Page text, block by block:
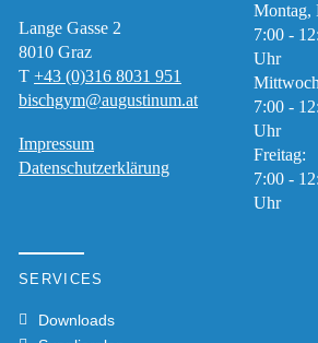
Lange Gasse 2
8010 Graz
T +43 (0)316 8031 951
bischgym@augustinum.at
Impressum
Datenschutzerklärung
Montag,
7:00 -
Uhr
7:00 -
Uhr
Freitag:
7:00 -
Uhr
SERVICES
Downloads
Kinderrechte
SERVICE
HILFE
GEMEINSCHAFT